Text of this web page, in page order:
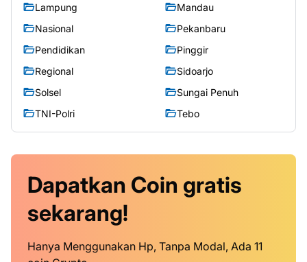
Lampung
Mandau
Nasional
Pekanbaru
Pendidikan
Pinggir
Regional
Sidoarjo
Solsel
Sungai Penuh
TNI-Polri
Tebo
Dapatkan Coin gratis
sekarang!
Hanya Menggunakan Hp, Tanpa Modal, Ada 11